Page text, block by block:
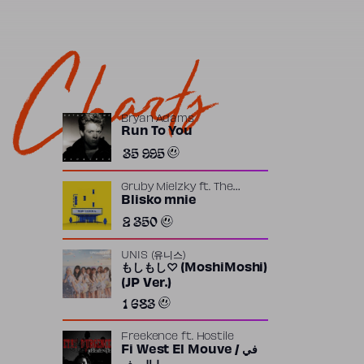
Charts
Bryan Adams
Run To You
35 995
Gruby Mielzkyft.
The
Returners
Blisko mnie
2 350
UNIS (유니스)
もしもし♡ (MoshiMoshi)
(JP Ver.)
1 683
Freekence ft. Hostile
Fi West El Mouve / في